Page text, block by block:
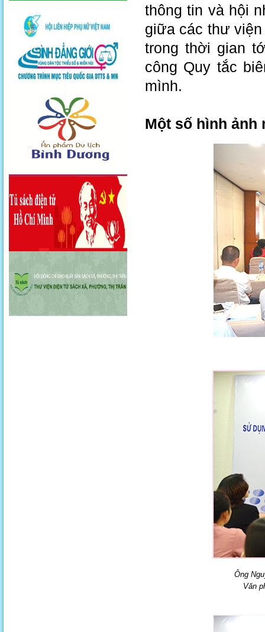
thông tin và hội
giữa các thư
trong thời gian
công Quy tắc
mình.
Một số hình ảnh
Ông
Văn